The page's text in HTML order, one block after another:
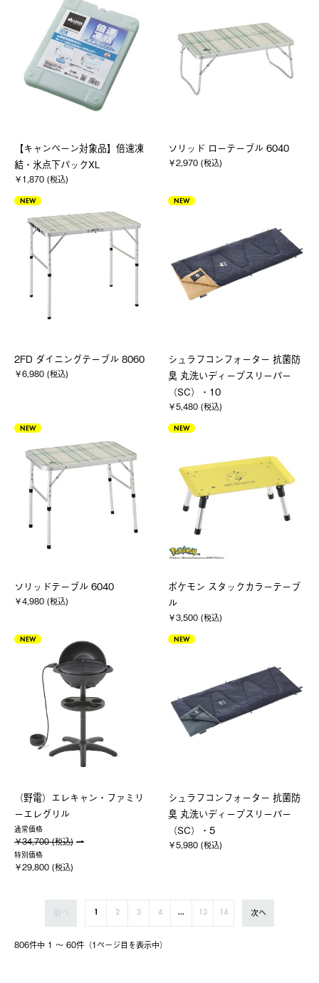
【キャンペーン対象品】倍速凍
結・氷点下パックXL
￥1,870 (税込)
ソリッド ローテーブル 6040
￥2,970 (税込)
NEW
2FD ダイニングテーブル 8060
￥6,980 (税込)
NEW
シュラフコンフォーター 抗菌防
臭 丸洗いディープスリーパー
（SC）・10
￥5,480 (税込)
NEW
ソリッドテーブル 6040
￥4,980 (税込)
NEW
ポケモン スタックカラーテーブ
ル
￥3,500 (税込)
NEW
（野電）エレキャン・ファミリ
ーエレグリル
通常価格
￥34,700 (税込)
特別価格
￥29,800 (税込)
NEW
シュラフコンフォーター 抗菌防
臭 丸洗いディープスリーパー
（SC）・5
￥5,980 (税込)
806件中 1 〜 60件（1ページ⽬を表⽰中）
前へ 1 2 3 4 ... 13 14 次へ